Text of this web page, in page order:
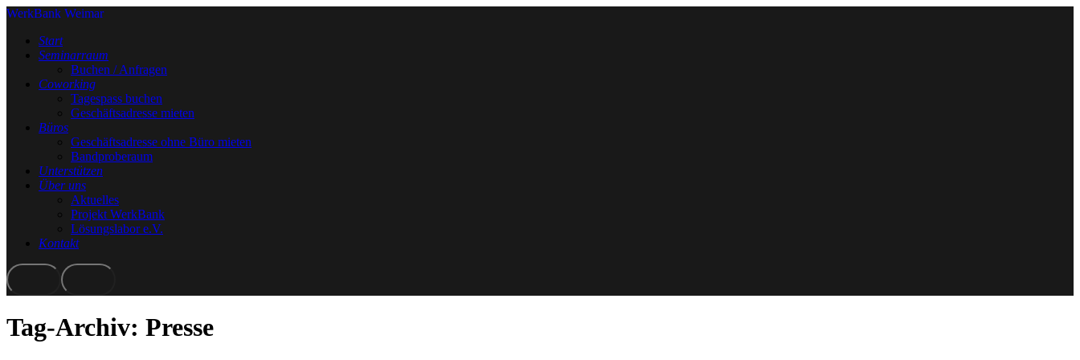
WerkBank Weimar
Start
Seminarraum
Buchen / Anfragen
Coworking
Tagespass buchen
Geschäftsadresse mieten
Büros
Geschäftsadresse ohne Büro mieten
Bandproberaum
Unterstützen
Über uns
Aktuelles
Projekt WerkBank
Lösungslabor e.V.
Kontakt
Info
Tag-Archiv: Presse